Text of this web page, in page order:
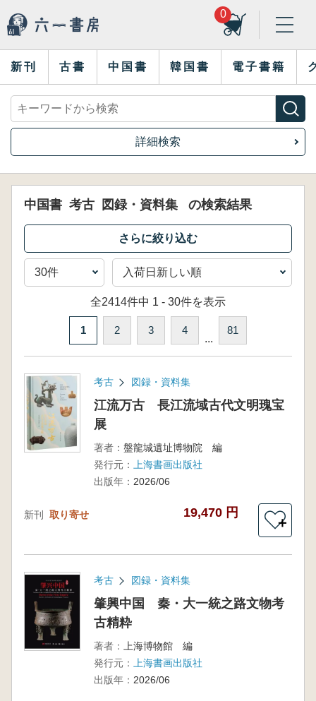
0
新刊 古書 中国書 韓国書 電子書籍
詳細検索
中国書 考古 図録・資料集 の検索結果
全2414件中 1 - 30件を表示
1 2 3 4
...
81
考古 図録・資料集
江流万古 長江流域古代文明瑰宝
展
著者： 盤龍城遺址博物院 編
発行元：
上海書画出版社
出版年： 2026/06
新刊 取り寄せ 19,470 円
＋
考古 図録・資料集
肇興中国 秦・大一統之路文物考
古精粋
著者：
上海博物館 編
発行元：
上海書画出版社
出版年： 2026/06